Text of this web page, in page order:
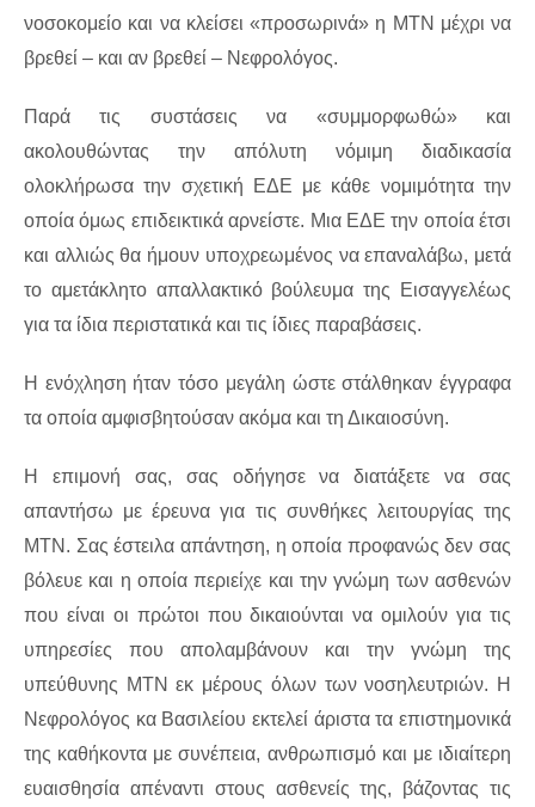
νοσοκομείο και να κλείσει «προσωρινά» η ΜΤΝ μέχρι να
βρεθεί – και αν βρεθεί – Νεφρολόγος.
Παρά τις συστάσεις να «συμμορφωθώ» και
ακολουθώντας την απόλυτη νόμιμη διαδικασία
ολοκλήρωσα την σχετική ΕΔΕ με κάθε νομιμότητα την
οποία όμως επιδεικτικά αρνείστε. Μια ΕΔΕ την οποία έτσι
και αλλιώς θα ήμουν υποχρεωμένος να επαναλάβω, μετά
το αμετάκλητο απαλλακτικό βούλευμα της Εισαγγελέως
για τα ίδια περιστατικά και τις ίδιες παραβάσεις.
Η ενόχληση ήταν τόσο μεγάλη ώστε στάλθηκαν έγγραφα
τα οποία αμφισβητούσαν ακόμα και τη Δικαιοσύνη.
Η επιμονή σας, σας οδήγησε να διατάξετε να σας
απαντήσω με έρευνα για τις συνθήκες λειτουργίας της
ΜΤΝ. Σας έστειλα απάντηση, η οποία προφανώς δεν σας
βόλευε και η οποία περιείχε και την γνώμη των ασθενών
που είναι οι πρώτοι που δικαιούνται να ομιλούν για τις
υπηρεσίες που απολαμβάνουν και την γνώμη της
υπεύθυνης ΜΤΝ εκ μέρους όλων των νοσηλευτριών. Η
Νεφρολόγος κα Βασιλείου εκτελεί άριστα τα επιστημονικά
της καθήκοντα με συνέπεια, ανθρωπισμό και με ιδιαίτερη
ευαισθησία απέναντι στους ασθενείς της, βάζοντας τις